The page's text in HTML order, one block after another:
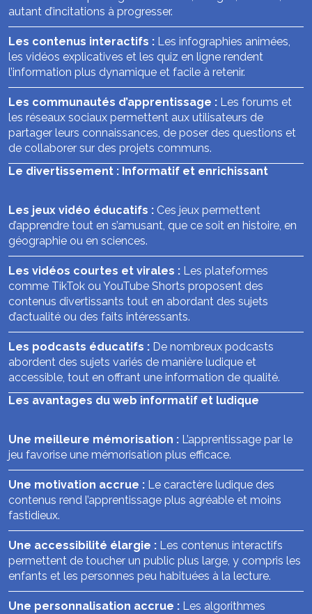
autant d’incitations à progresser.
Les contenus interactifs : Les infographies animées,
les vidéos explicatives et les quiz en ligne rendent
l’information plus dynamique et facile à retenir.
Les communautés d’apprentissage : Les forums et
les réseaux sociaux permettent aux utilisateurs de
partager leurs connaissances, de poser des questions et
de collaborer sur des projets communs.
Le divertissement : Informatif et enrichissant
Les jeux vidéo éducatifs : Ces jeux permettent
d’apprendre tout en s’amusant, que ce soit en histoire, en
géographie ou en sciences.
Les vidéos courtes et virales : Les plateformes
comme TikTok ou YouTube Shorts proposent des
contenus divertissants tout en abordant des sujets
d’actualité ou des faits intéressants.
Les podcasts éducatifs : De nombreux podcasts
abordent des sujets variés de manière ludique et
accessible, tout en offrant une information de qualité.
Les avantages du web informatif et ludique
Une meilleure mémorisation : L’apprentissage par le
jeu favorise une mémorisation plus efficace.
Une motivation accrue : Le caractère ludique des
contenus rend l’apprentissage plus agréable et moins
fastidieux.
Une accessibilité élargie : Les contenus interactifs
permettent de toucher un public plus large, y compris les
enfants et les personnes peu habituées à la lecture.
Une personnalisation accrue : Les algorithmes